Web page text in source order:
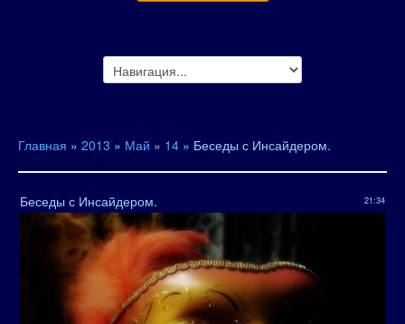
Главная » 2013 » Май » 14 » Беседы с Инсайдером.
21:34
Беседы с Инсайдером.